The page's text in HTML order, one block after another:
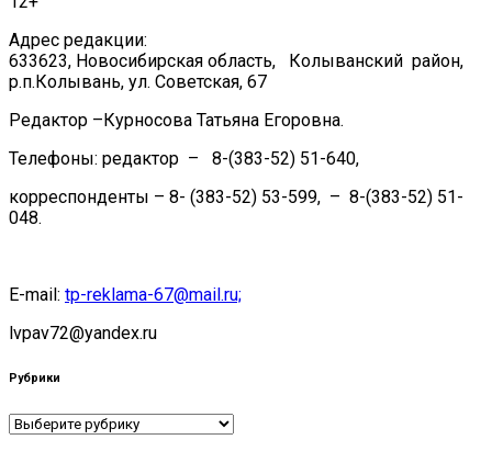
Адрес редакции:
633623, Новосибирская область, Колыванский район,
р.п.Колывань, ул. Советская, 67
Редактор –Курносова Татьяна Егоровна.
Телефоны: редактор – 8-(383-52) 51-640,
корреспонденты – 8- (383-52) 53-599, – 8-(383-52) 51-
048.
E-mail: tp-reklama-67@mail.ru;
lvpav72@yandex.ru
Рубрики
Рубрики